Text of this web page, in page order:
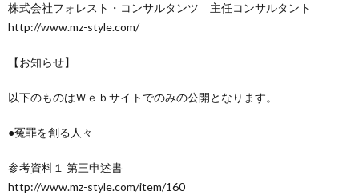
株式会社フォレスト・コンサルタンツ 主任コンサルタント
http://www.mz-style.com/
【お知らせ】
以下のものはＷｅｂサイトでのみの公開となります。
●冤罪を創る人々
参考資料１ 第三申述書
http://www.mz-style.com/item/160